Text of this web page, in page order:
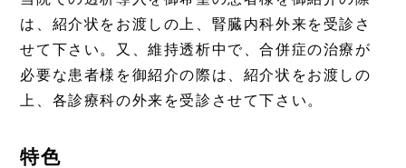
は、紹介状をお渡しの上、腎臓内科外来を受診さ
せて下さい。又、維持透析中で、合併症の治療が
必要な患者様を御紹介の際は、紹介状をお渡しの
上、各診療科の外来を受診させて下さい。
特色